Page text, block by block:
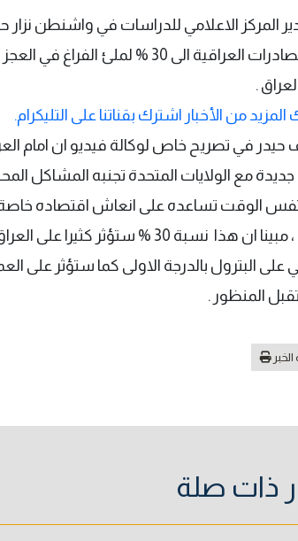
المركز الاعلامي للدراسات في واشنطن
على الصادرات العراقية الى 30 %
.
من الأخبار اشترك بقناتنا على التليكرام.
حيدر في تصريح خاص لوكالة فيديو ان امام
جديدة مع الولايات المتحدة تجنبه المشاكل
الوقت تساعده على انعاش اقتصاده خاصة
العالم ، مبينا ان هذا نسبة 30 %
على البترول بالدرجة الاولى كما ستؤثر على
المنظور .
ذات صلة